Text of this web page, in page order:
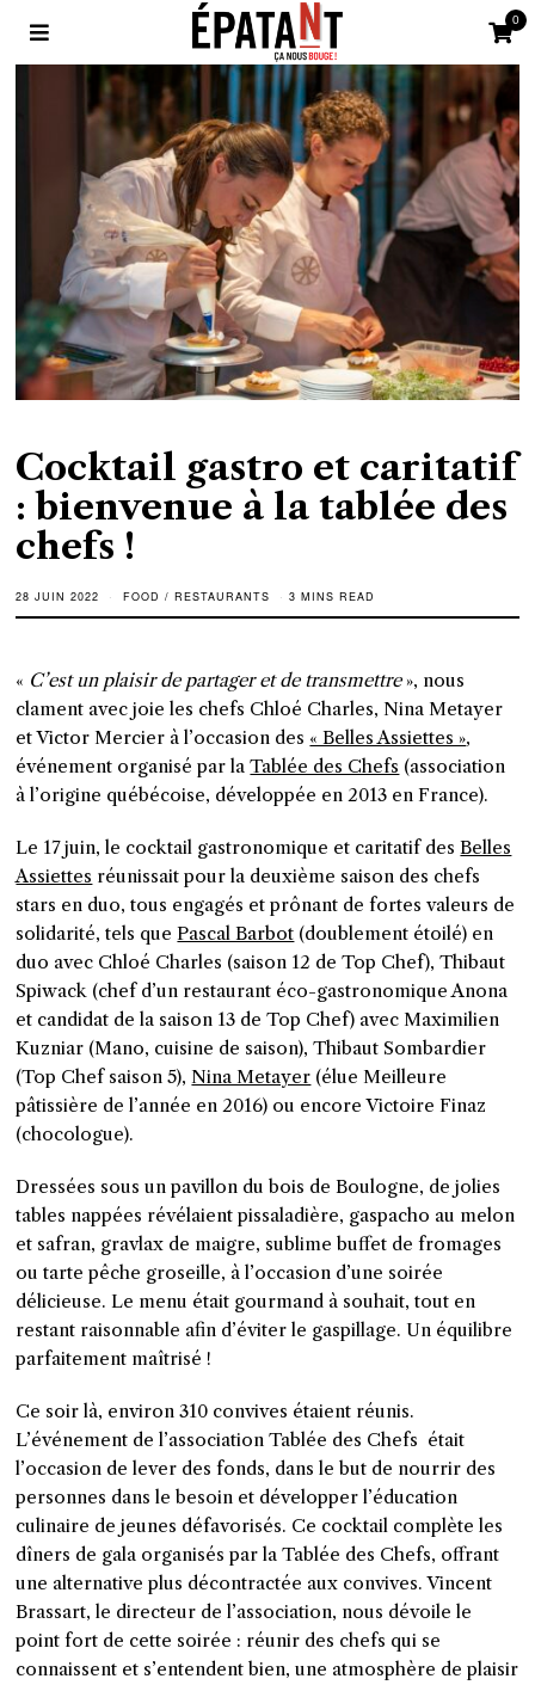
0
Cocktail gastro et caritatif
: bienvenue à la tablée des
chefs !
28 JUIN 2022 FOOD / RESTAURANTS 3 MINS READ
« C’est un plaisir de partager et de transmettre», nous
clament avec joie les chefs Chloé Charles, Nina Metayer
et Victor Mercier à l’occasion des « Belles Assiettes »,
événement organisé par laTablée des Chefs (association
à l’origine québécoise, développée en 2013 en France).
Le 17 juin, le cocktail gastronomique et caritatif desBelles
Assiettes réunissait pour la deuxième saison des chefs
stars en duo, tous engagés et prônant de fortes valeurs de
solidarité, tels quePascal Barbot (doublement étoilé) en
duo avec Chloé Charles (saison 12 de Top Chef), Thibaut
Spiwack (chef d’un restaurant éco-gastronomique Anona
et candidat de la saison 13 de Top Chef) avec Maximilien
Kuzniar (Mano, cuisine de saison), Thibaut Sombardier
(Top Chef saison 5),Nina Metayer (élue Meilleure
pâtissière de l’année en 2016) ou encore Victoire Finaz
(chocologue).
Dressées sous un pavillon du bois de Boulogne, de jolies
tables nappées révélaient pissaladière, gaspacho au melon
et safran, gravlax de maigre, sublime buffet de fromages
ou tarte pêche groseille, à l’occasion d’une soirée
délicieuse. Le menu était gourmand à souhait, tout en
restant raisonnable afin d’éviter le gaspillage. Un équilibre
parfaitement maîtrisé !
Ce soir là, environ 310 convives étaient réunis.
L’événement de l’association Tablée des Chefs était
l’occasion de lever des fonds, dans le but de nourrir des
personnes dans le besoin et développer l’éducation
culinaire de jeunes défavorisés. Ce cocktail complète les
dîners de gala organisés par la Tablée des Chefs, offrant
une alternative plus décontractée aux convives. Vincent
Brassart, le directeur de l’association, nous dévoile le
point fort de cette soirée : réunir des chefs qui se
connaissent et s’entendent bien, une atmosphère de plaisir